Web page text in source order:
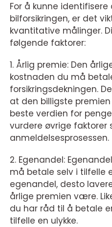
For å kunne
bilforsikringen, er det
kvantitative målinger.
følgende faktorer:
1. Årlig premie: Den
kostnaden du må
forsikringsdekningen.
at den billigste
beste verdien for
vurdere øvrige faktorer
anmeldelsesprosessen.
2. Egenandel:
må betale selv i tilfelle
egenandel, desto
årlige premien være.
du har råd til å betale
tilfelle en ulykke.